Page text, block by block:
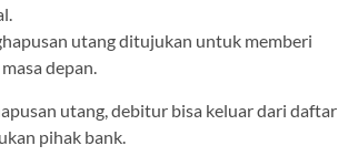
utang ditujukan untuk memberi
depan.
utang, debitur bisa keluar dari daftar
pihak bank.